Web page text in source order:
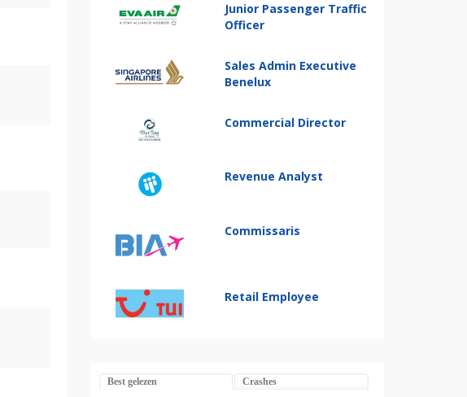
Junior Passenger Traffic
Officer
Sales Admin Executive
Benelux
Commercial Director
Revenue Analyst
Commissaris
Retail Employee
Best gelezen Crashes